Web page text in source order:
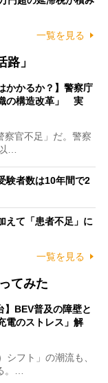
一覧を見る
」
かかるか？】警察庁
の構造改革」 実
官不足」だ。警察
…
験者数は10年間で2
えて「患者不足」に
一覧を見る
てみた
】BEV普及の障壁と
電のストレス」解
フト」の潮流も、
。…